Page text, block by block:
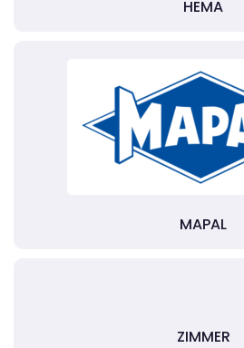
HEMA
MAPAL
ZIMMER